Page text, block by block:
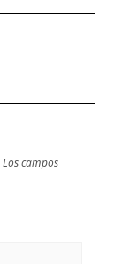
Los campos